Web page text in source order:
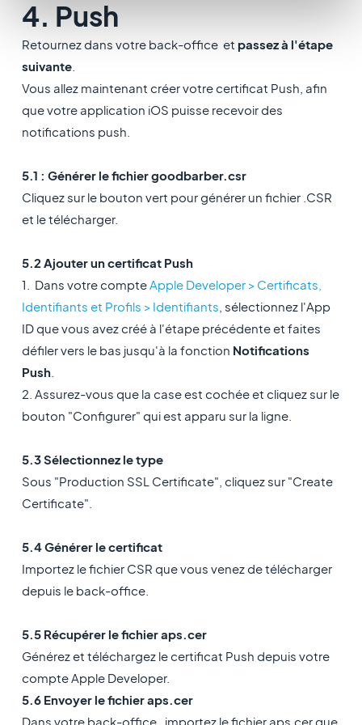
4. Push
Retournez dans votre back-office et passez à l'étape
suivante.
Vous allez maintenant créer votre certificat Push, afin
que votre application iOS puisse recevoir des
notifications push.
5.1 : Générer le fichier goodbarber.csr
Cliquez sur le bouton vert pour générer un fichier .CSR
et le télécharger.
5.2 Ajouter un certificat Push
1. Dans votre compteApple Developer > Certificats,
Identifiants et Profils > Identifiants , sélectionnez l'App
ID que vous avez créé à l'étape précédente et faites
défiler vers le bas jusqu'à la fonction Notifications
Push.
2. Assurez-vous que la case est cochée et cliquez sur le
bouton "Configurer" qui est apparu sur la ligne.
5.3 Sélectionnez le type
Sous "Production SSL Certificate", cliquez sur "Create
Certificate".
5.4 Générer le certificat
Importez le fichier CSR que vous venez de télécharger
depuis le back-office.
5.5 Récupérer le fichier aps.cer
Générez et téléchargez le certificat Push depuis votre
compte Apple Developer.
5.6 Envoyer le fichier aps.cer
Dans votre back-office , importez le fichier aps.cer que